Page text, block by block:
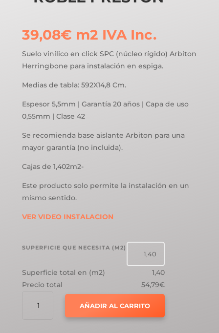
39,08€ m2 IVA Inc.
Suelo vinílico en click SPC (núcleo rígido) Arbiton
Herringbone para instalación en espiga.
Medias de tabla: 592X14,8 Cm.
Espesor 5,5mm | Garantía 20 años | Capa de uso
0,55mm | Clase 42
Se recomienda base aislante Arbiton para una
mayor garantía (no incluida).
Cajas de 1,402m2-
Este producto solo permite la instalación en un
mismo sentido.
VER VIDEO INSTALACION
SUPERFICIE QUE NECESITA (M2)
Superficie total en (m2)
1,40
Precio total
54,79€
AÑADIR AL CARRITO